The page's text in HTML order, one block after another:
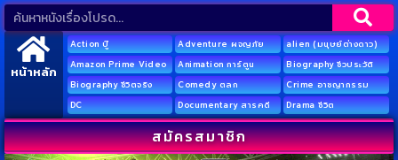
หน้าหลัก
Action บู๊ Adventure ผจญภัย
alien (มนุษย์ต่างดาว)
Amazon Prime Video
Animation การ์ตูน
Biography ชีวประวัติ
Biography ชีวิตจริง
Comedy ตลก
Crime อาชญากรรม
DC
Documentary สารคดี Drama ชีวิต
สมัครสมาชิก